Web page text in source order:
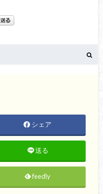
シェア
送る
feedly